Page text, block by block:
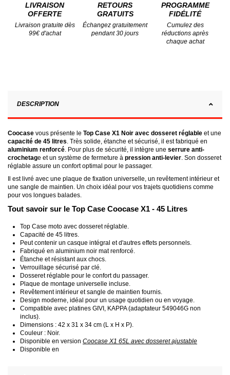
LIVRAISON
OFFERTE
Livraison gratuite dès
99€ d'achat
RETOURS
GRATUITS
Échangez gratuitement
pendant 30 jours
PROGRAMME
FIDÉLITÉ
Cumulez des
réductions après
chaque achat
DESCRIPTION
Coocase vous présente le Top Case X1 Noir avec dosseret réglable et une
capacité de 45 litres . Très solide, étanche et sécurisé, il est fabriqué en
aluminium renforcé . Pour plus de sécurité, il intègre une serrure anti-
crochetage et un système de fermeture à pression anti-levier . Son dosseret
réglable assure un confort optimal pour le passager.
Il est livré avec une plaque de fixation universelle, un revêtement intérieur et
une sangle de maintien. Un choix idéal pour vos trajets quotidiens comme
pour vos longues balades.
Tout savoir sur le Top Case Coocase X1 - 45 Litres
Top Case moto avec dosseret réglable.
Capacité de 45 litres.
Peut contenir un casque intégral et d'autres effets personnels.
Fabriqué en aluminium noir mat renforcé.
Étanche et résistant aux chocs.
Verrouillage sécurisé par clé.
Dosseret réglable pour le confort du passager.
Plaque de montage universelle incluse.
Revêtement intérieur et sangle de maintien fournis.
Design moderne, idéal pour un usage quotidien ou en voyage.
Compatible avec platines GIVI, KAPPA (adaptateur 549046G non
inclus).
Dimensions : 42 x 31 x 34 cm (L x H x P).
Couleur : Noir.
Disponible en version Coocase X1 65L avec dosseret ajustable
Disponible en